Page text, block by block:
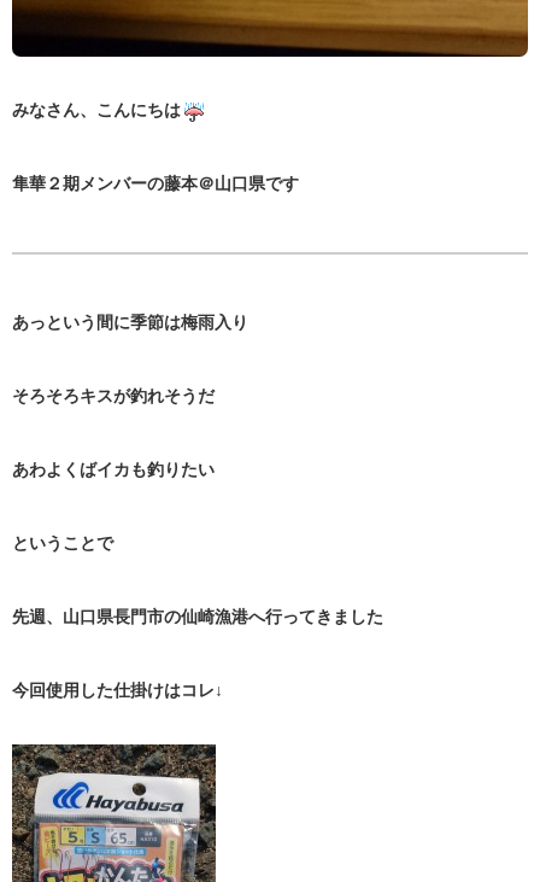
みなさん、こんにちは
隼華２期メンバーの藤本＠山口県です
あっという間に季節は梅雨入り
そろそろキスが釣れそうだ
あわよくばイカも釣りたい
ということで
先週、山口県長門市の仙崎漁港へ行ってきました
今回使用した仕掛けはコレ↓